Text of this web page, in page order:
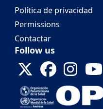
Política de privacidad
Permissions
Contactar
Follow us